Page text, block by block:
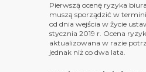
Pierwszą ocenę ryzyka
muszą sporządzić w
od dnia wejścia w życie
stycznia 2019 r. Ocena
aktualizowana w razie
jednak niż co dwa lata.